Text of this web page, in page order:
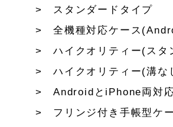
スタンダードタイプ
全機種対応ケース
ハイクオリティー(スタ
ハイクオリティー(溝な
AndroidとiPhone両対
フリンジ付き手帳型ケ